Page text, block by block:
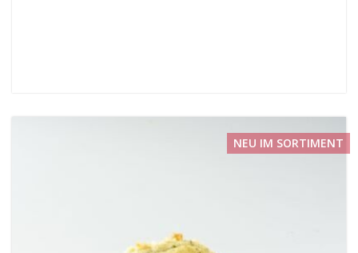
NEU IM SORTIMENT